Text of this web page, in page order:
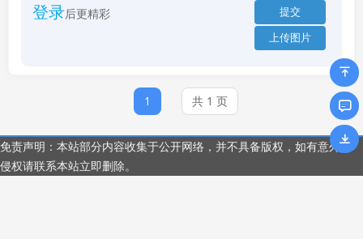
登录后更精彩
1 共 1 页
免责声明：本站部分内容收集于公开网络，并不具备版权，如有意外
侵权请联系本站立即删除。